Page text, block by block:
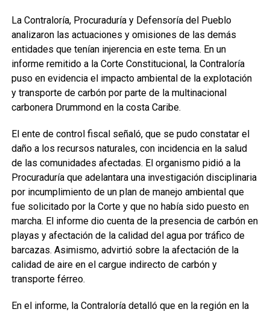
La Contraloría, Procuraduría y Defensoría del Pueblo
analizaron las actuaciones y omisiones de las demás
entidades que tenían injerencia en este tema. En un
informe remitido a la Corte Constitucional, la Contraloría
puso en evidencia el impacto ambiental de la explotación
y transporte de carbón por parte de la multinacional
carbonera Drummond en la costa Caribe.
El ente de control fiscal señaló, que se pudo constatar el
daño a los recursos naturales, con incidencia en la salud
de las comunidades afectadas. El organismo pidió a la
Procuraduría que adelantara una investigación disciplinaria
por incumplimiento de un plan de manejo ambiental que
fue solicitado por la Corte y que no había sido puesto en
marcha. El informe dio cuenta de la presencia de carbón en
playas y afectación de la calidad del agua por tráfico de
barcazas. Asimismo, advirtió sobre la afectación de la
calidad de aire en el cargue indirecto de carbón y
transporte férreo.
En el informe, la Contraloría detalló que en la región en la